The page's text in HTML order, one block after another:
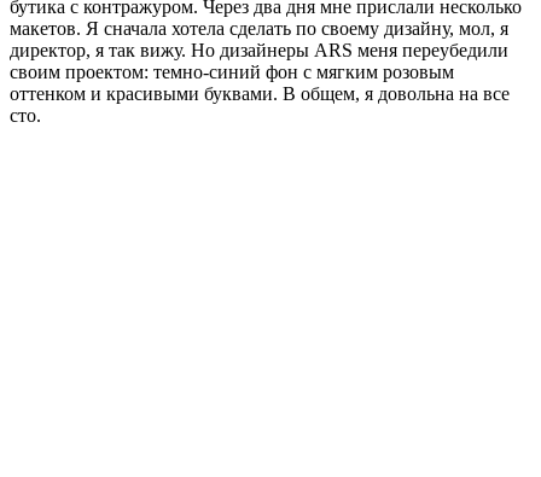
бутика с контражуром. Через два дня мне прислали несколько
макетов. Я сначала хотела сделать по своему дизайну, мол, я
директор, я так вижу. Но дизайнеры ARS меня переубедили
своим проектом: темно-синий фон с мягким розовым
оттенком и красивыми буквами. В общем, я довольна на все
сто.